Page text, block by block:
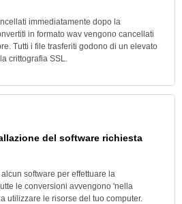
immediatamente dopo la
in formato wav vengono cancellati
Tutti i file trasferiti godono di un elevato
crittografia SSL.
del software richiesta
software per effettuare la
le conversioni avvengono 'nella
utilizzare le risorse del tuo computer.